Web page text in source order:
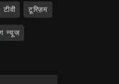
टीवी टूरिज़म
न्यूज